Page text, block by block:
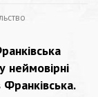
неймовірні